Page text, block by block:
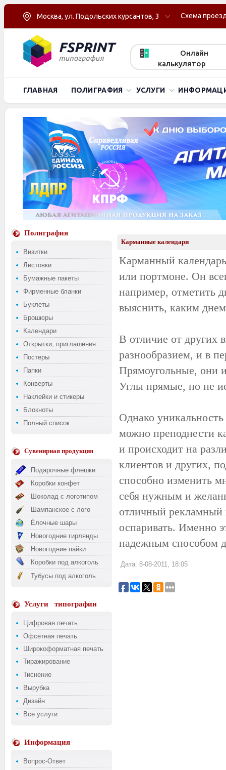
Москва, ул. Подольских курсантов, 3 Схема
Онлайн
калькулятор
ГЛАВНАЯ ПОЛИГРАФИЯ УСЛУГИ
Полиграфия
Визитки
Листовки
Бумажные пакеты
Фирменные бланки
Буклеты
Брошюры
Календари
Открытки, приглашения
Постеры
Папки
Конверты
Наклейки и стикеры
Блокноты
Полный список
Сувенирная продукция
Подарочные флешки
Коробки конфет
Шоколад с логотипом
Шампанское с лого
Ёлочные шары
Новогодние гирлянды
Новогодние пайки
Коробки под алкоголь
Тубусы под алкоголь
Услуги типографии
Цифровая печать
Офсетная печать
Широкоформатная печать
Тиражирование
Тиснение
Вырубка
Дизайн
Все услуги
Информация
Вопрос-Ответ
Карманные календари
Карманный
или портмоне. Он
например, отметить
выяснить, каким
В отличие от других
разнообразием, и в
Прямоугольные, они
Углы прямые, но не
Однако
можно преподнести
и происходит на
клиентов и других,
способно изменить
себя нужным и
отличный рекламный
оспаривать. Именно
надежным способом
Дата: 8-08-2011, 18:05